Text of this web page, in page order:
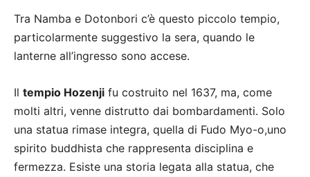
Tra Namba e Dotonbori c’è questo piccolo tempio,
particolarmente suggestivo la sera, quando le
lanterne all’ingresso sono accese.
Il tempio Hozenji fu costruito nel 1637, ma, come
molti altri, venne distrutto dai bombardamenti. Solo
una statua rimase integra, quella di Fudo Myo-o,uno
spirito buddhista che rappresenta disciplina e
fermezza. Esiste una storia legata alla statua, che